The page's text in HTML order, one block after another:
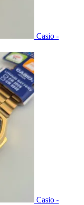
Casio -
Casio -